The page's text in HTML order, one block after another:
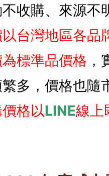
收購、來源不
台灣地區各品
標準品價格
多，價格也隨
格以LINE線上